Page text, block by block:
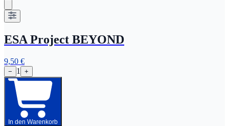
ESA Project BEYOND
9,50 €
− 1 +
In den Warenkorb